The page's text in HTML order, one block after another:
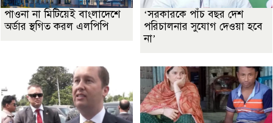
পাওনা না মিটিয়েই বাংলাদেশে
অর্ডার স্থগিত করল এলপিপি
‘সরকারকে পাঁচ বছর দেশ
পরিচালনার সুযোগ দেওয়া হবে
না’